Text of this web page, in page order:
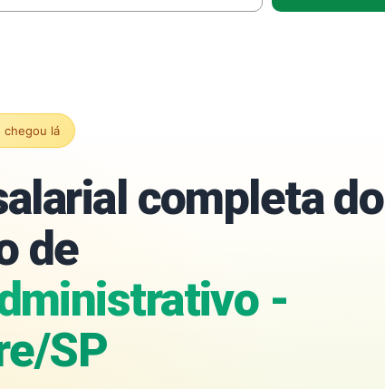
chegou lá
completa do
de
-
SP